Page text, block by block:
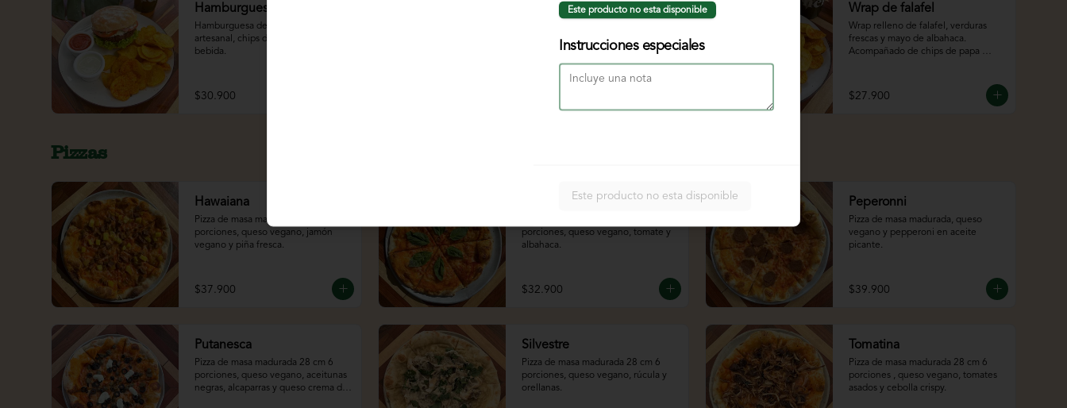
Hamburguesa de falafel
Hamburguesa de falafel en pan
artesanal, chips de papa criolla y
bebida.
$30.900
Hamburguesa de orellanas
orellanas apanadas, salsa bbq y
ensalada coleslaw, chips de papa
criolla y bebida.
Wrap de falafel
Wrap relleno de falafel, verduras
frescas y mayo de albahaca.
Acompañado de chips de papa
$27.900
Pizzas
Hawaiana
Pizza de masa madurada 28 cm 6
porciones, queso vegano, jamón
vegano y piña fresca.
$37.900
Margarita
porciones, queso vegano, tomate y
albahaca.
$32.900
Peperonni
Pizza de masa madurada, queso
vegano y pepperoni en aceite
picante.
$39.900
Putanesca
Pizza de masa madurada 28 cm 6
porciones, queso vegano, aceitunas
negras, alcaparras y queso crema de
Silvestre
Pizza de masa madurada 28 cm 6
porciones, queso vegano, rúcula y
orellanas.
Tomatina
Pizza de masa madurada 28 cm 6
porciones , queso vegano, tomates
asados y cebolla crispy.
Este producto no esta disponible
Instrucciones especiales
Este producto no esta disponible